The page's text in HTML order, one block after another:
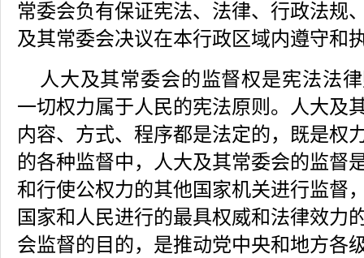
常委会负有保证宪法、法律、行政法规
及其常委会决议在本行政区域内遵守和
人大及其常委会的监督权是宪法法
一切权力属于人民的宪法原则。人大及
内容、方式、程序都是法定的，既是权
的各种监督中，人大及其常委会的监督
和行使公权力的其他国家机关进行监督
国家和人民进行的最具权威和法律效力
会监督的目的，是推动党中央和地方各